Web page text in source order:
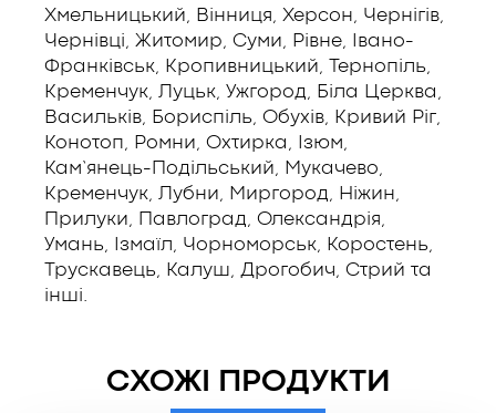
Хмельницький, Вінниця, Херсон, Чернігів,
Чернівці, Житомир, Суми, Рівне, Івано-
Франківськ, Кропивницький, Тернопіль,
Кременчук, Луцьк, Ужгород, Біла Церква,
Васильків, Бориспіль, Обухів, Кривий Ріг,
Конотоп, Ромни, Охтирка, Ізюм,
Кам’янець-Подільський, Мукачево,
Кременчук, Лубни, Миргород, Ніжин,
Прилуки, Павлоград, Олександрія,
Умань, Ізмаїл, Чорноморськ, Коростень,
Трускавець, Калуш, Дрогобич, Стрий та
інші.
СХОЖІ ПРОДУКТИ